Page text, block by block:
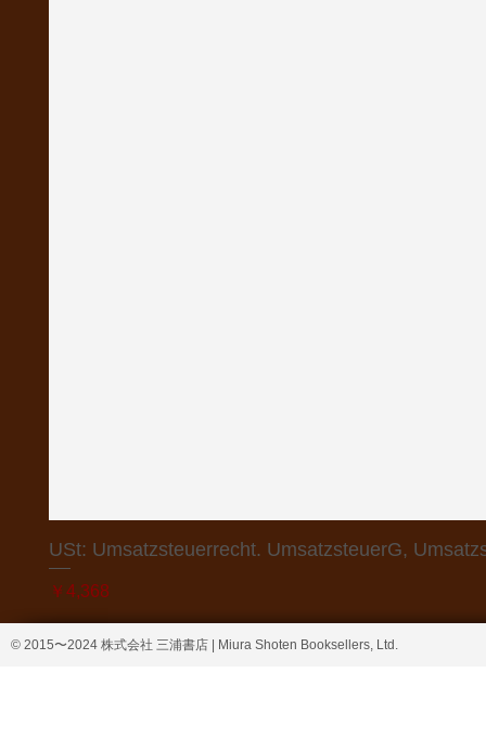
USt: Umsatzsteuerrecht. UmsatzsteuerG,
価格
￥4,368
© 2015〜2024 株式会社 三浦書店 | Miura Shoten Booksellers, Ltd.